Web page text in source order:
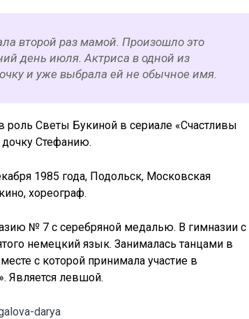
второй раз мамой. Произошло это
день июля. Актриса в одной из
и уже выбрала ей не обычное имя.
роль Светы Букиной в сериале «Счастливы
Стефанию.
1985 года, Подольск, Московская
хореограф.
№ 7 с серебряной медалью. В гимназии с
немецкий язык. Занималась танцами в
с которой принимала участие в
Является левшой.
darya